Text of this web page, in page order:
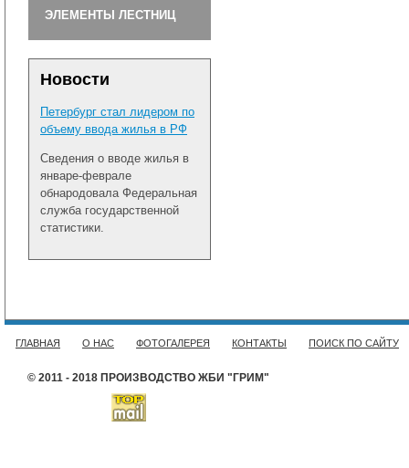
ЭЛЕМЕНТЫ ЛЕСТНИЦ
Новости
Петербург стал лидером по
объему ввода жилья в РФ
Сведения о вводе жилья в
январе-феврале
обнародовала Федеральная
служба государственной
статистики.
ГЛАВНАЯ О НАС ФОТОГАЛЕРЕЯ КОНТАКТЫ ПОИСК ПО САЙТУ
© 2011 - 2018 ПРОИЗВОДСТВО ЖБИ "ГРИМ"